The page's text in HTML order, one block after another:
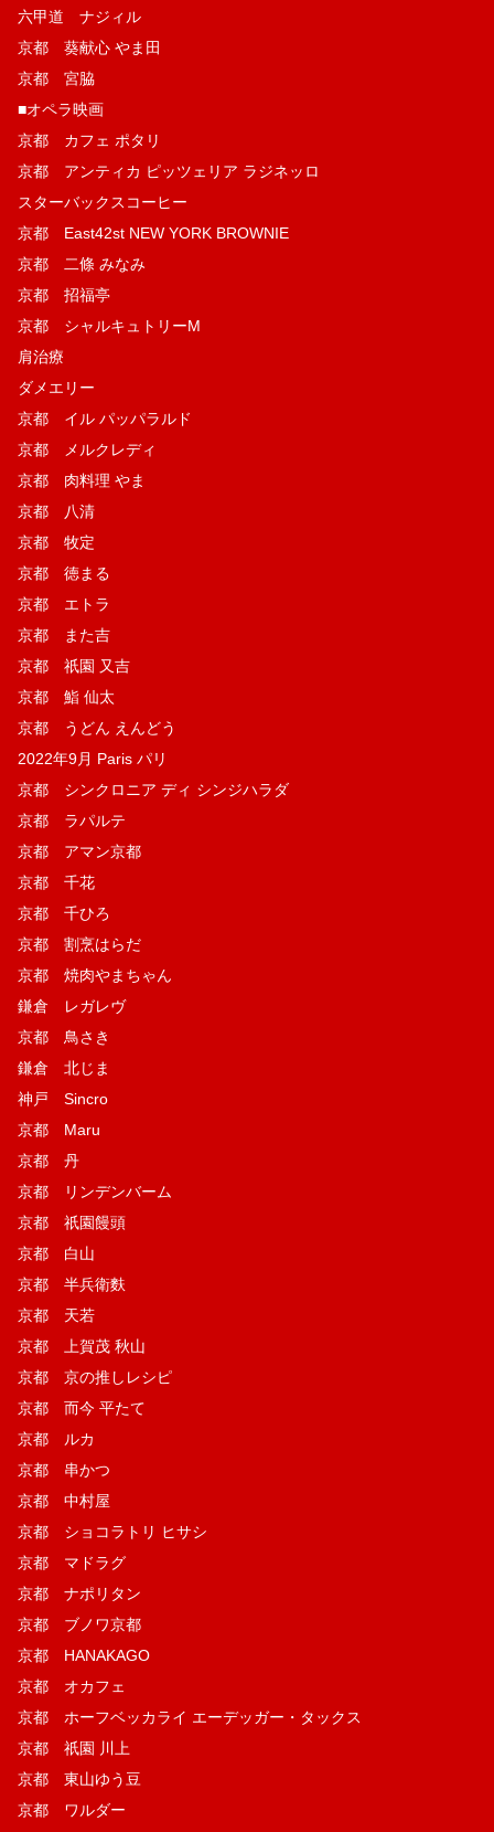
六甲道 ナジィル
京都 葵献心 やま田
京都 宮脇
■オペラ映画
京都 カフェ ポタリ
京都 アンティカ ピッツェリア ラジネッロ
スターバックスコーヒー
京都 East42st NEW YORK BROWNIE
京都 二條 みなみ
京都 招福亭
京都 シャルキュトリーM
肩治療
ダメエリー
京都 イル パッパラルド
京都 メルクレディ
京都 肉料理 やま
京都 八清
京都 牧定
京都 徳まる
京都 エトラ
京都 また吉
京都 祇園 又吉
京都 鮨 仙太
京都 うどん えんどう
2022年9月 Paris パリ
京都 シンクロニア ディ シンジハラダ
京都 ラパルテ
京都 アマン京都
京都 千花
京都 千ひろ
京都 割烹はらだ
京都 焼肉やまちゃん
鎌倉 レガレヴ
京都 鳥さき
鎌倉 北じま
神戸 Sincro
京都 Maru
京都 丹
京都 リンデンバーム
京都 祇園饅頭
京都 白山
京都 半兵衛麩
京都 天若
京都 上賀茂 秋山
京都 京の推しレシピ
京都 而今 平たて
京都 ルカ
京都 串かつ
京都 中村屋
京都 ショコラトリ ヒサシ
京都 マドラグ
京都 ナポリタン
京都 ブノワ京都
京都 HANAKAGO
京都 オカフェ
京都 ホーフベッカライ エーデッガー・タックス
京都 祇園 川上
京都 東山ゆう豆
京都 ワルダー